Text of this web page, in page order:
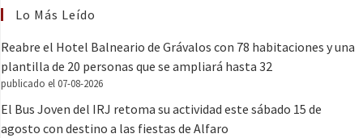
Lo Más Leído
Reabre el Hotel Balneario de Grávalos con 78 habitaciones y una
plantilla de 20 personas que se ampliará hasta 32
publicado el 07-08-2026
El Bus Joven del IRJ retoma su actividad este sábado 15 de
agosto con destino a las fiestas de Alfaro